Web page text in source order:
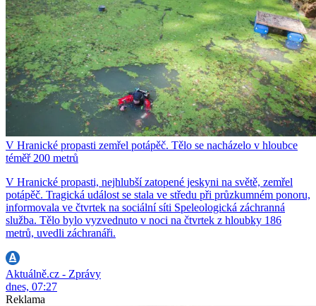
V Hranické propasti zemřel potápěč. Tělo se nacházelo v hloubce
téměř 200 metrů
V Hranické propasti, nejhlubší zatopené jeskyni na světě, zemřel
potápěč. Tragická událost se stala ve středu při průzkumném ponoru,
informovala ve čtvrtek na sociální síti Speleologická záchranná
služba. Tělo bylo vyzvednuto v noci na čtvrtek z hloubky 186
metrů, uvedli záchranáři.
Aktuálně.cz - Zprávy
dnes, 07:27
Reklama